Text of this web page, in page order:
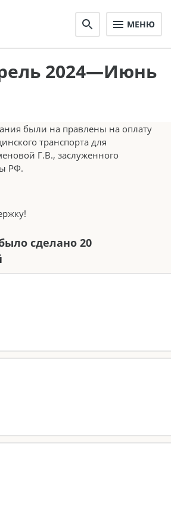
МЕНЮ
2024—Июнь
были на правлены на оплату
транспорта для
Г.В., заслуженного
РФ.
сделано 20